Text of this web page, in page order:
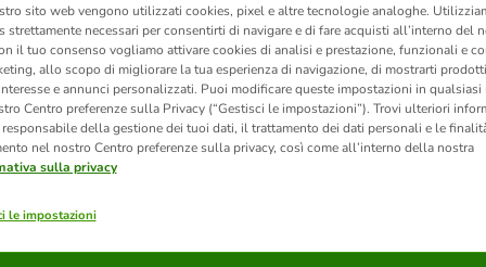
metodi di pagamento offrite?
I seguenti tipi di pagamento: Carta di credito (Visa,
Carta prepagata (PostePay, Carta Aura e...
sito web vengono utilizzati cookies, pixel e altre tecnologie analoghe.
strettamente necessari per consentirti di navigare e di fare acquisti all’interno del
il tuo consenso vogliamo attivare cookies di analisi e prestazione, funzionali e
allo scopo di migliorare la tua esperienza di navigazione, di mostrarti
e annunci personalizzati. Puoi modificare queste impostazioni in qualsiasi
Centro preferenze sulla Privacy (“Gestisci le impostazioni”). Trovi ulteriori
della gestione dei tuoi dati, il trattamento dei dati personali e le
nel nostro Centro preferenze sulla privacy, così come all’interno della nostra
sulla privacy
le impostazioni